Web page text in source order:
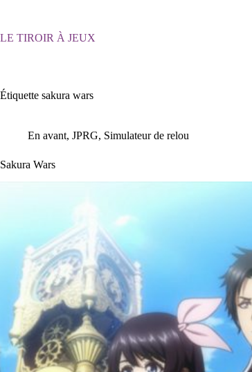
LE TIROIR À JEUX
Étiquette sakura wars
En avant, JPRG, Simulateur de relou
Sakura Wars